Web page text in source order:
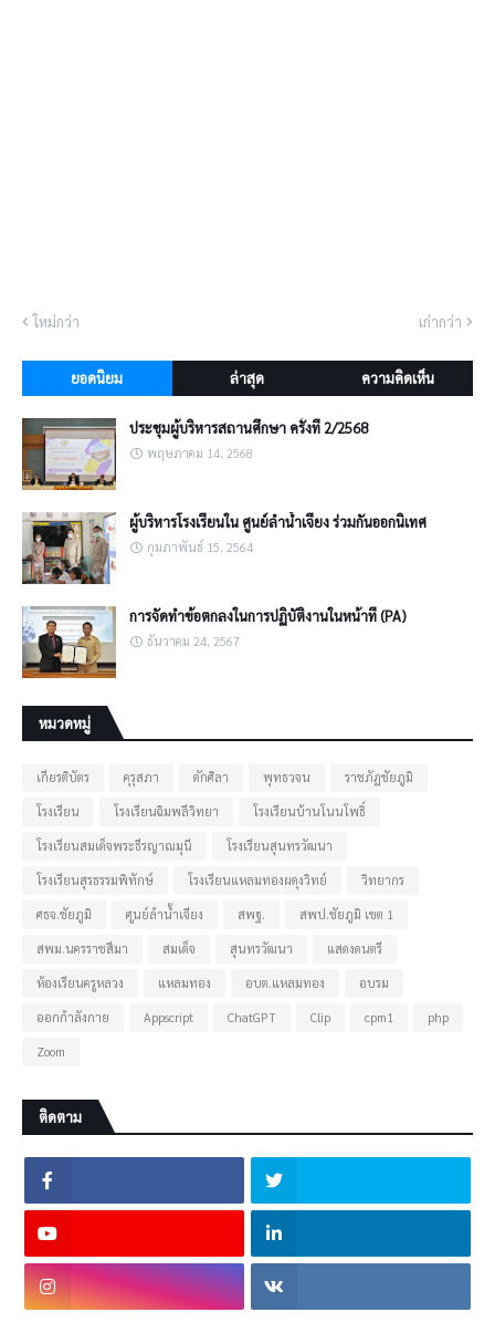
ใหม่กว่า เก่ากว่า
ยอดนิยม ล่าสุด ความคิดเห็น
ประชุมผู้บริหารสถานศึกษา ครั้งที่ 2/2568
พฤษภาคม 14, 2568
ผู้บริหารโรงเรียนใน ศูนย์ลำน้ำเจียง ร่วมกันออกนิเทศ
กุมภาพันธ์ 15, 2564
การจัดทำข้อตกลงในการปฏิบัติงานในหน้าที่ (PA)
ธันวาคม 24, 2567
หมวดหมู่
เกียรติบัตร คุรุสภา ตักศิลา พุทธวจน ราชภัฏชัยภูมิ
โรงเรียน โรงเรียนฉิมพลีวิทยา โรงเรียนบ้านโนนโพธิ์
โรงเรียนสมเด็จพระธีรญาณมุนี โรงเรียนสุนทรวัฒนา
โรงเรียนสุรธรรมพิทักษ์ โรงเรียนแหลมทองผดุงวิทย์ วิทยากร
ศธจ.ชัยภูมิ ศูนย์ลำน้ำเจียง สพฐ. สพป.ชัยภูมิ เขต 1
สพม.นครราชสีมา สมเด็จ สุนทรวัฒนา แสดงดนตรี
ห้องเรียนครูหลวง แหลมทอง อบต.แหลมทอง อบรม
ออกกำลังกาย Appscript ChatGPT Clip cpm1 php
Zoom
ติดตาม